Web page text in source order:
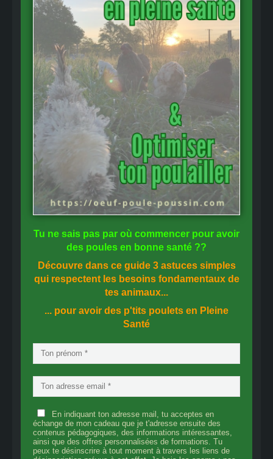
Tu ne sais pas par où commencer pour avoir
des poules en bonne santé ??
Découvre dans ce guide 3 astuces simples
qui respectent les besoins fondamentaux de
tes animaux...
... pour avoir des p'tits poulets en Pleine
Santé
En indiquant ton adresse mail, tu acceptes en
échange de mon cadeau que je t'adresse ensuite des
contenus pédagogiques, des informations intéressantes,
ainsi que des offres personnalisées de formations. Tu
peux te désinscrire à tout moment à travers les liens de